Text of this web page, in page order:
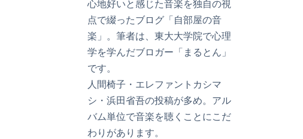
心地好いと感じた音楽を独自の視
点で綴ったブログ「自部屋の音
楽」。筆者は、東大大学院で心理
学を学んだブロガー「まるとん」
です。
人間椅子・エレファントカシマ
シ・浜田省吾の投稿が多め。アル
バム単位で音楽を聴くことにこだ
わりがあります。